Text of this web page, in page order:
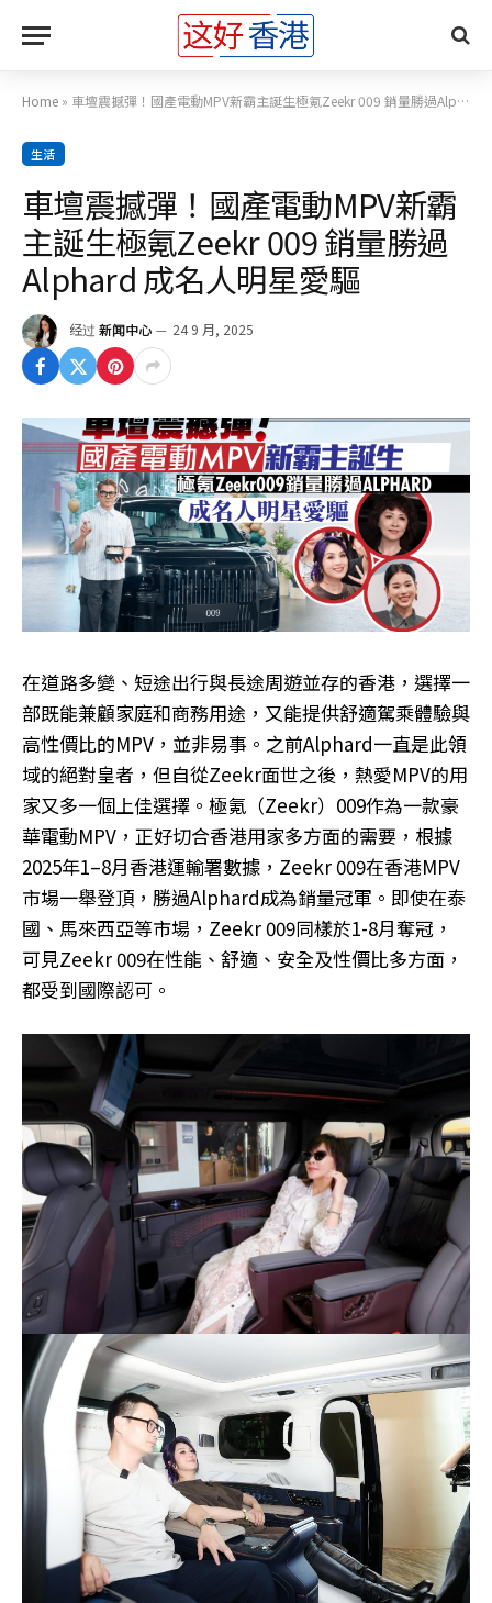
Home » 車壇震撼彈！國產電動MPV新霸主誕生極氪Zeekr 009 銷量勝過Alphard 成名人明星愛驅
生活
車壇震撼彈！國產電動MPV新霸
主誕生極氪Zeekr 009 銷量勝過
Alphard 成名人明星愛驅
经过 新闻中心 24 9 月, 2025
在道路多變、短途出行與長途周遊並存的香港，選擇一
部既能兼顧家庭和商務用途，又能提供舒適駕乘體驗與
高性價比的MPV，並非易事。之前Alphard一直是此領
域的絕對皇者，但自從Zeekr面世之後，熱愛MPV的用
家又多一個上佳選擇。極氪（Zeekr）009作為一款豪
華電動MPV，正好切合香港用家多方面的需要，根據
2025年1–8月香港運輸署數據，Zeekr 009在香港MPV
市場一舉登頂，勝過Alphard成為銷量冠軍。即使在泰
國、馬來西亞等市場，Zeekr 009同樣於1-8月奪冠，
可見Zeekr 009在性能、舒適、安全及性價比多方面，
都受到國際認可。